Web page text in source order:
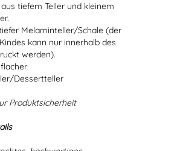
tiefem Teller und kleinem
Melaminteller/Schale (der
kann nur innerhalb des
werden).
Dessertteller
Produktsicherheit